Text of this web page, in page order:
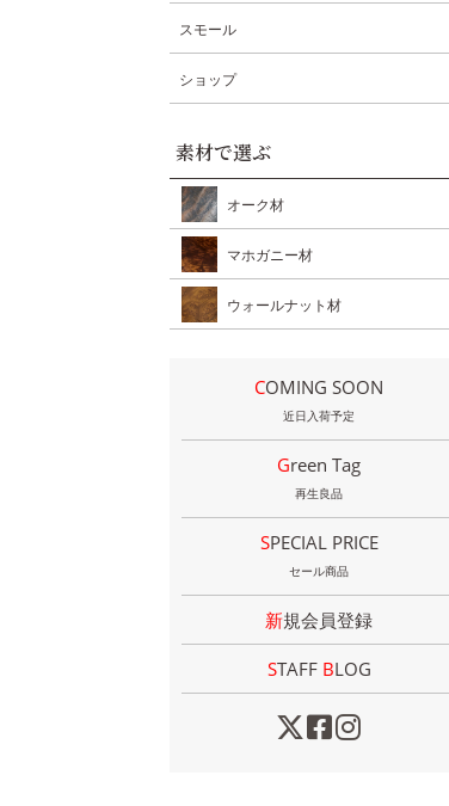
スモール
ショップ
素材で選ぶ
オーク材
マホガニー材
ウォールナット材
COMING SOON
近日入荷予定
Green Tag
再生良品
SPECIAL PRICE
セール商品
新規会員登録
STAFF BLOG